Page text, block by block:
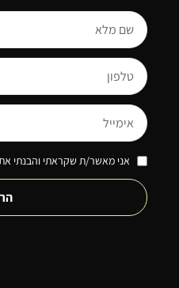
אני מאשר/ת שקראתי והבנתי